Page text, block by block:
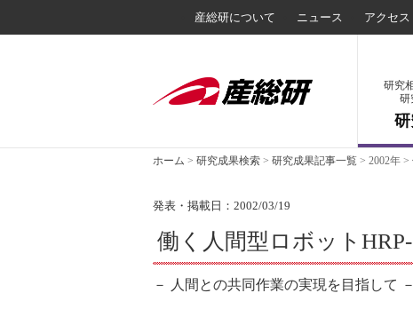
産総研について ニュース アクセス
研究
研
ホーム > 研究成果検索 > 研究成果記事一覧 > 2002年 >
発表・掲載日：2002/03/19
働く人間型ロボット
－ 人間との共同作業の実現を目指して －